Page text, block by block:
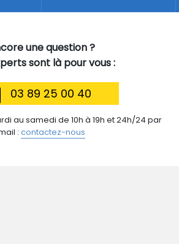
une question ?
sont là pour vous :
03 89 25 00 40
au samedi de 10h à 19h et 24h/24 par
: contactez-nous